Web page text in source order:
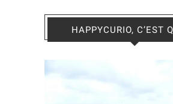
HAPPYCURIO, C’EST